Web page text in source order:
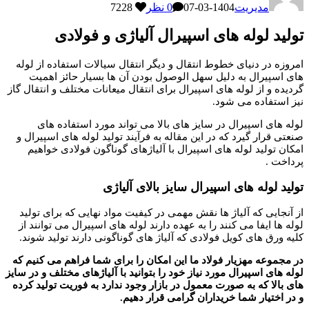
مدیریت1404-03-07 0 نظر
تولید لوله های اسپیرال آلیاژی و فولادی
امروزه در دنیای خطوط انتقال و دیگر انتقال سیالات استفاده از لوله
های اسپیرال به دلیل سهل الوصول بودن آن ها بسیار حائز اهمیت
گردیده و از لوله های اسپیرال برای انتقال میعانات مختلف و انتقال گاز
نیز استفاده می شود.
لوله های اسپیرال در سایز های بالا می تواند مورد استفاده های
صنعتی قرار گیرد که در این مقاله به فرآیند تولید لوله های اسپیرال و
امکان تولید لوله های اسپیرال با آلیاژهای گوناگون فولادی خواهیم
پرداخت .
تولید لوله های اسپیرال سایز بالای آلیاژی
از آنجایی که آلیاژ ها نقش مهمی در کیفیت مواد نهایی که برای تولید
لوله ها ایفا می کنند را به عهده دارند لوله های اسپیرال می توانند از
کلیه ورق های کویل فولادی که آلیاژ های گوناگونی دارند تولید شوند.
در مجموعه مهزیار فولاد ما این امکان را برای شما فراهم می کنیم که
لوله های اسپیرال مورد نیاز خود را بتوانید با آلیاژهای مختلف و در سایز
های بالا که به صورت معمول در بازار وجود ندارد به فوریت تولید کرده
و در اختیار شما خریداران گرامی قرار دهیم.